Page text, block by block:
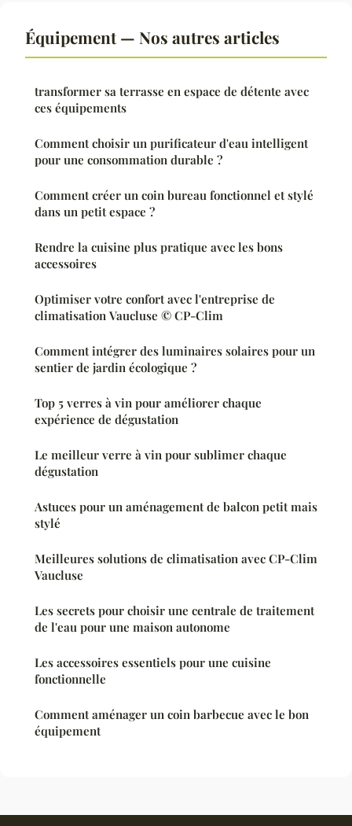
Équipement — Nos autres articles
transformer sa terrasse en espace de détente avec
ces équipements
Comment choisir un purificateur d'eau intelligent
pour une consommation durable ?
Comment créer un coin bureau fonctionnel et stylé
dans un petit espace ?
Rendre la cuisine plus pratique avec les bons
accessoires
Optimiser votre confort avec l'entreprise de
climatisation Vaucluse © CP-Clim
Comment intégrer des luminaires solaires pour un
sentier de jardin écologique ?
Top 5 verres à vin pour améliorer chaque
expérience de dégustation
Le meilleur verre à vin pour sublimer chaque
dégustation
Astuces pour un aménagement de balcon petit mais
stylé
Meilleures solutions de climatisation avec CP-Clim
Vaucluse
Les secrets pour choisir une centrale de traitement
de l'eau pour une maison autonome
Les accessoires essentiels pour une cuisine
fonctionnelle
Comment aménager un coin barbecue avec le bon
équipement